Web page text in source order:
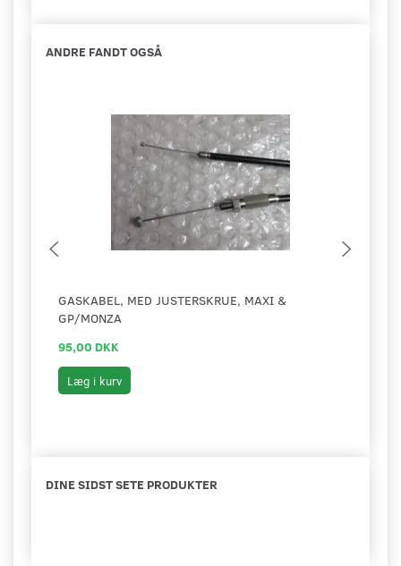
ANDRE FANDT OGSÅ
GASKABEL, MED JUSTERSKRUE, MAXI &
GP/MONZA
95,00 DKK
Læg i kurv
DINE SIDST SETE PRODUKTER